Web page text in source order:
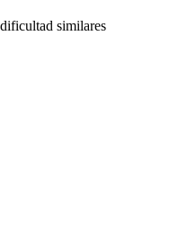
similares